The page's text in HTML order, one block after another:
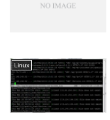
Linux